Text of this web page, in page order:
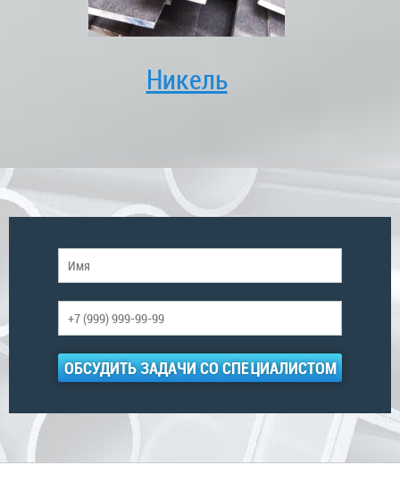
Никель
ОБСУДИТЬ ЗАДАЧИ СО СПЕЦИАЛИСТОМ